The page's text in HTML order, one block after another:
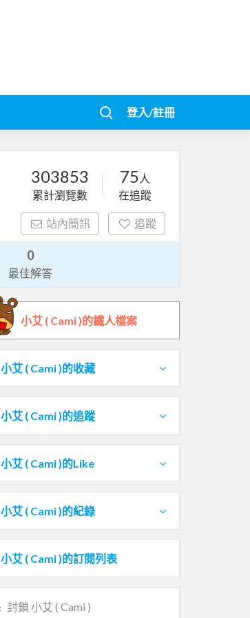
登入/註冊
303853
累計瀏覽數
75 人
在追蹤
站內簡訊 追蹤
0
最佳解答
小艾 ( Cami )的鐵人檔案
小艾 ( Cami )的收藏
小艾 ( Cami )的追蹤
小艾 ( Cami )的Like
小艾 ( Cami )的紀錄
小艾 ( Cami )的訂閱列表
封鎖 小艾 ( Cami )